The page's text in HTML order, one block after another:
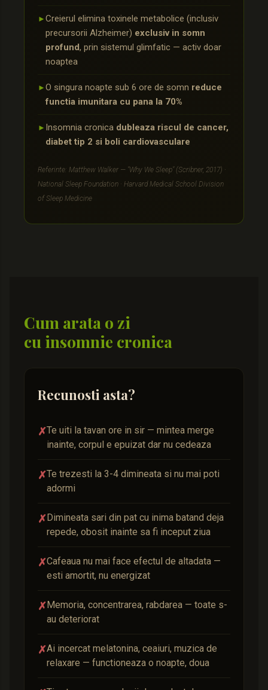
► Creierul elimina toxinele metabolice (inclusiv
precursorii Alzheimer) exclusiv in somn
profund, prin sistemul glimfatic — activ doar
noaptea
► O singura noapte sub 6 ore de somn reduce
functia imunitara cu pana la 70%
► Insomnia cronica dubleaza riscul de cancer,
diabet tip 2 si boli cardiovasculare
Referinte: Matthew Walker — "Why We Sleep" (Scribner, 2017) ·
National Sleep Foundation · Harvard Medical School Division
of Sleep Medicine
Cum arata o zi
cu insomnie cronica
Recunosti asta?
✗Te uiti la tavan ore in sir — mintea merge
inainte, corpul e epuizat dar nu cedeaza
✗Te trezesti la 3-4 dimineata si nu mai poti
adormi
✗Dimineata sari din pat cu inima batand deja
repede, obosit inainte sa fi inceput ziua
✗Cafeaua nu mai face efectul de altadata —
esti amortit, nu energizat
✗Memoria, concentrarea, rabdarea — toate s-
au deteriorat
✗Ai incercat melatonina, ceaiuri, muzica de
relaxare — functioneaza o noapte, doua